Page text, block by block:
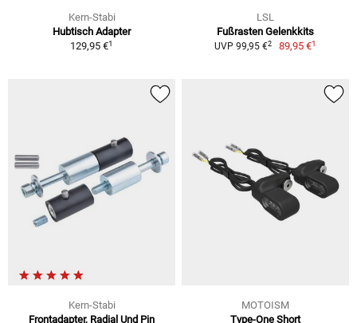
Kern-Stabi
Hubtisch Adapter
129,95 €1
LSL
Fußrasten Gelenkkits
UVP 99,95 €2 89,95 €1
Kern-Stabi
Frontadapter, Radial Und Pin
MOTOISM
Type-One Short